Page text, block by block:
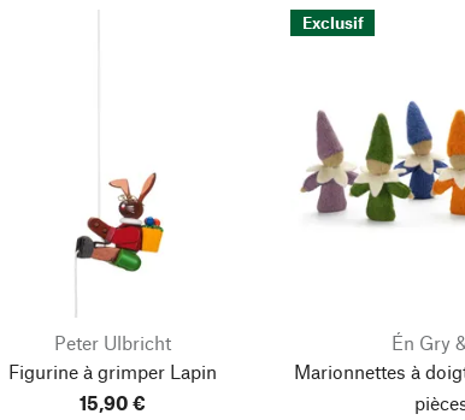
Peter Ulbricht
Figurine à grimper Lapin
15,90 €
Exclusif
Én Gry
Marionnettes à